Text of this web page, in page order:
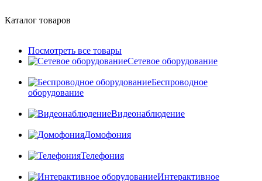
Каталог товаров
Посмотреть все товары
Сетевое оборудование
Беспроводное
оборудование
Видеонаблюдение
Домофония
Телефония
Интерактивное